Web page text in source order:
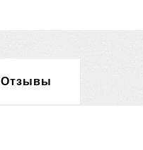
Отзывы